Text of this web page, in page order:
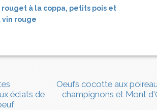
rouget à la coppa, petits pois et
vin rouge
éclats de
Oeufs cocotte aux
champignons et Mont